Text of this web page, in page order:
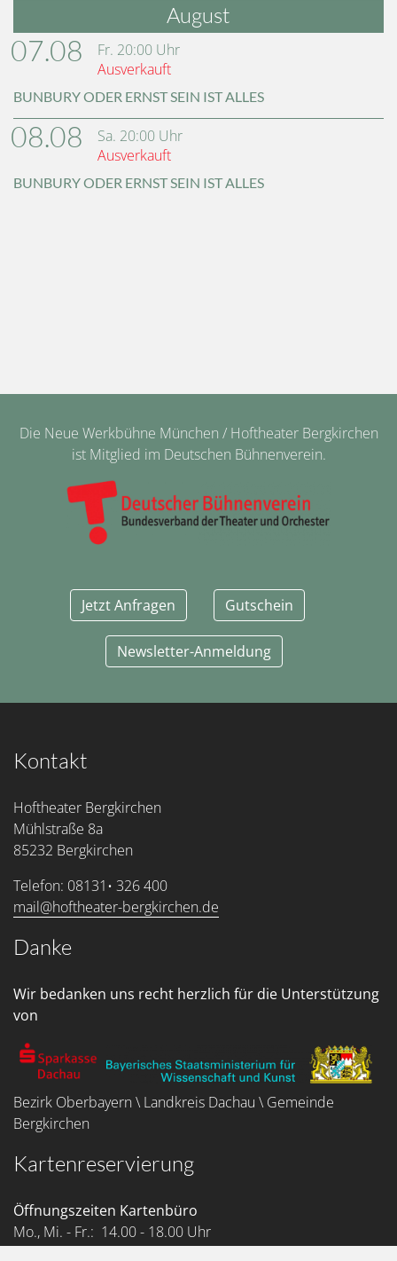
August
07.08 Fr. 20:00 Uhr
Ausverkauft
BUNBURY ODER ERNST SEIN IST ALLES
08.08 Sa. 20:00 Uhr
Ausverkauft
BUNBURY ODER ERNST SEIN IST ALLES
Die Neue Werkbühne München / Hoftheater Bergkirchen
ist Mitglied im Deutschen Bühnenverein.
Jetzt Anfragen Gutschein
Newsletter-Anmeldung
Kontakt
Hoftheater Bergkirchen
Mühlstraße 8a
85232 Bergkirchen
Telefon: 08131• 326 400
mail@hoftheater-bergkirchen.de
Danke
Wir bedanken uns recht herzlich für die Unterstützung
von
Bezirk Oberbayern \ Landkreis Dachau \ Gemeinde
Bergkirchen
Kartenreservierung
Öffnungszeiten Kartenbüro
Mo., Mi. - Fr.: 14.00 - 18.00 Uhr